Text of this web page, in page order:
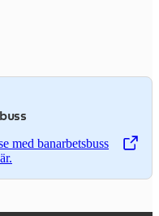
med banarbetsbuss